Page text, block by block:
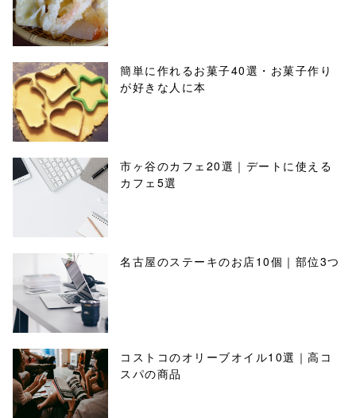
簡単に作れるお菓子40選・お菓子作り
が好きな人に本
市ヶ谷のカフェ20選｜デートに使える
カフェ5選
名古屋のステーキのお店10個｜部位3つ
コストコのオリーブオイル10選｜高コ
スパの商品